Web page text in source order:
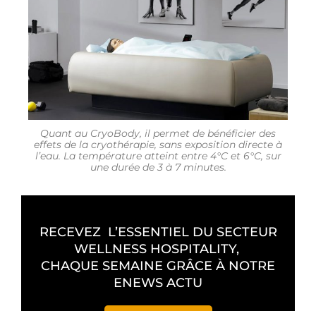
Quant au CryoBody, il permet de bénéficier des
effets de la cryothérapie, sans exposition directe à
l’eau. La température atteint entre 4°C et 6°C, sur
une durée de 3 à 7 minutes.
RECEVEZ L’ESSENTIEL DU SECTEUR
WELLNESS HOSPITALITY,
CHAQUE SEMAINE GRÂCE À NOTRE
ENEWS ACTU